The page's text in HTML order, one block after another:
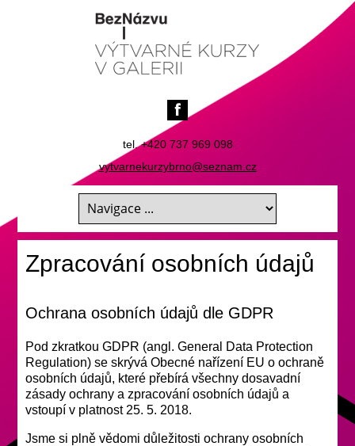
tel. +420 737 969 098
vytvarnekurzybrno@seznam.cz
Zpracování osobních údajů
Ochrana osobních údajů dle GDPR
Pod zkratkou GDPR (angl. General Data Protection
Regulation) se skrývá Obecné nařízení EU o ochraně
osobních údajů, které přebírá všechny dosavadní
zásady ochrany a zpracování osobních údajů a
vstoupí v platnost 25. 5. 2018.
Jsme si plně vědomi důležitosti ochrany osobních